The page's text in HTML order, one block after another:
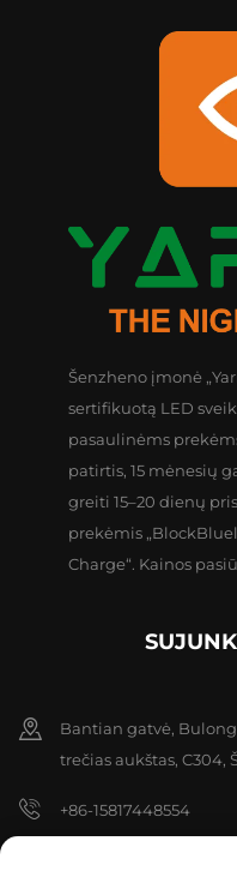
Šenzheno įmonė
sertifikuotą LED
pasaulinėms
patirtis, 15 mėnesių
greiti 15–20 dienų
prekėmis
Charge“. Kainos
Bantian gatvė,
trečias aukštas, C304,
+86-15817448554